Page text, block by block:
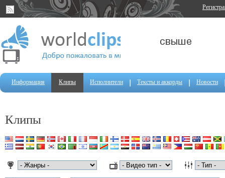
Информация Клипы Исполнители Тексты и аккорды Новости
Клипы